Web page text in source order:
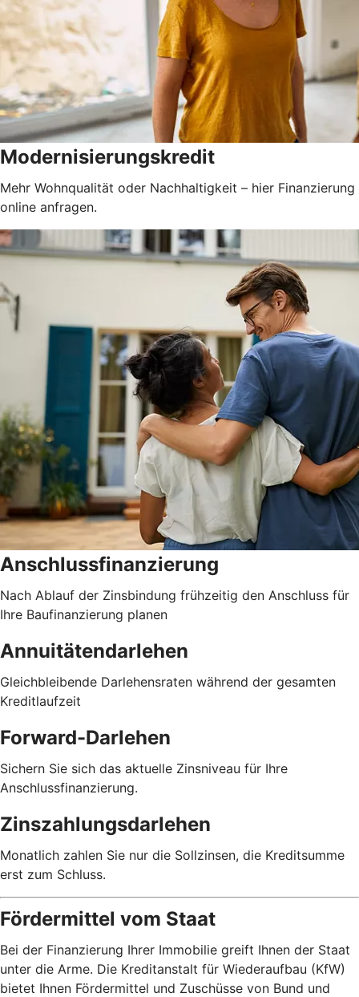
Modernisierungskredit
Mehr Wohnqualität oder Nachhaltigkeit – hier Finanzierung
online anfragen.
Anschlussfinanzierung
Nach Ablauf der Zinsbindung frühzeitig den Anschluss für
Ihre Baufinanzierung planen
Annuitätendarlehen
Gleichbleibende Darlehensraten während der gesamten
Kreditlaufzeit
Forward-Darlehen
Sichern Sie sich das aktuelle Zinsniveau für Ihre
Anschlussfinanzierung.
Zinszahlungsdarlehen
Monatlich zahlen Sie nur die Sollzinsen, die Kreditsumme
erst zum Schluss.
Fördermittel vom Staat
Bei der Finanzierung Ihrer Immobilie greift Ihnen der Staat
unter die Arme. Die Kreditanstalt für Wiederaufbau (KfW)
bietet Ihnen Fördermittel und Zuschüsse von Bund und